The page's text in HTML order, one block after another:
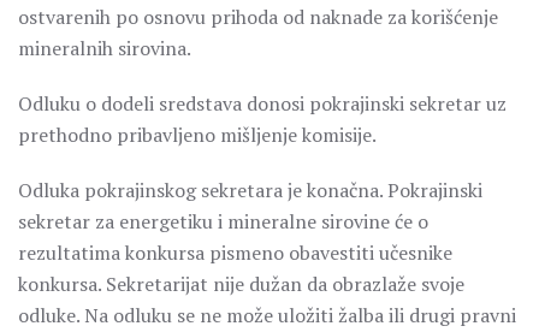
ostvarenih po osnovu prihoda od naknade za korišćenje
mineralnih sirovina.
Odluku o dodeli sredstava donosi pokrajinski sekretar uz
prethodno pribavljeno mišljenje komisije.
Odluka pokrajinskog sekretara je konačna. Pokrajinski
sekretar za energetiku i mineralne sirovine će o
rezultatima konkursa pismeno obavestiti učesnike
konkursa. Sekretarijat nije dužan da obrazlaže svoje
odluke. Na odluku se ne može uložiti žalba ili drugi pravni